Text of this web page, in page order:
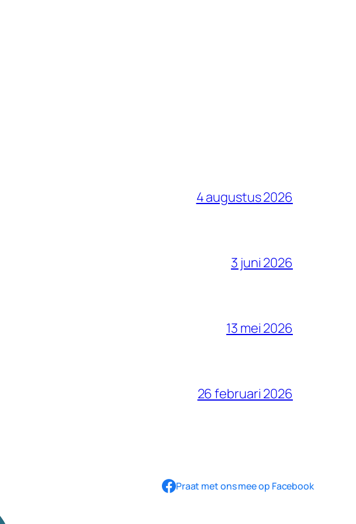
4 augustus 2026
3 juni 2026
13 mei 2026
26 februari 2026
Praat met ons mee op Facebook